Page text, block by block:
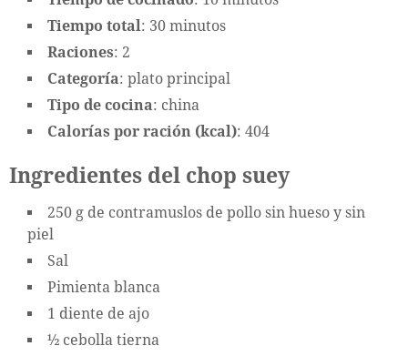
Tiempo total: 30 minutos
Raciones: 2
Categoría: plato principal
Tipo de cocina: china
Calorías por ración (kcal): 404
Ingredientes del chop suey
250 g de contramuslos de pollo sin hueso y sin
piel
Sal
Pimienta blanca
1 diente de ajo
½ cebolla tierna